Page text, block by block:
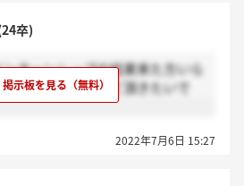
卒)
ターンシップの結果来た方いら
と短期両方教えて頂きたいで
2022年7月6日 15:27